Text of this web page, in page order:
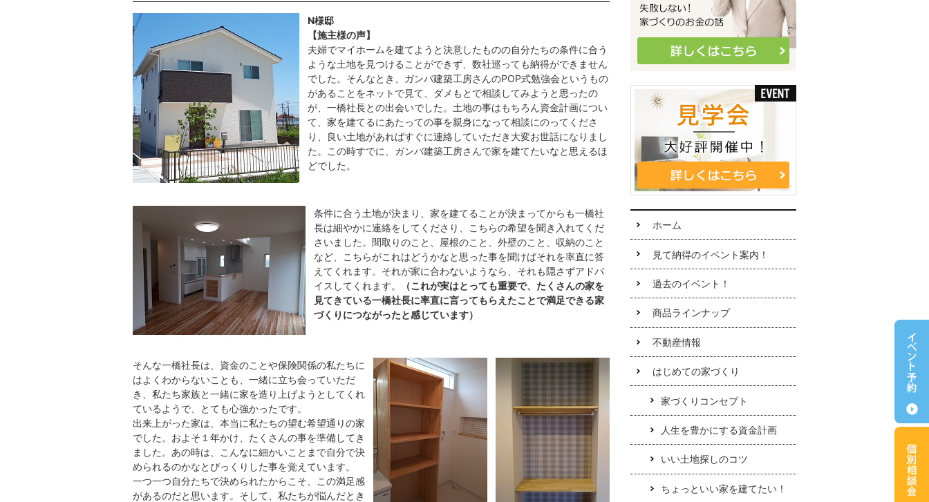
N様邸
【施主様の声】
夫婦でマイホームを建てようと決意したものの自分たちの条件に合う
ような土地を見つけることができず、数社巡っても納得ができません
でした。そんなとき、ガンバ建築工房さんのPOP式勉強会というもの
があることをネットで見て、ダメもとで相談してみようと思ったの
が、一橋社長との出会いでした。土地の事はもちろん資金計画につい
て、家を建てるにあたっての事を親身になって相談にのってくださ
り、良い土地があればすぐに連絡していただき大変お世話になりまし
た。この時すでに、ガンバ建築工房さんで家を建てたいなと思えるほ
どでした。
条件に合う土地が決まり、家を建てることが決まってからも一橋社
長は細やかに連絡をしてくださり、こちらの希望を聞き入れてくだ
さいました。間取りのこと、屋根のこと、外壁のこと、収納のこと
など、こちらがこれはどうかなと思った事を聞けばそれを率直に答
えてくれます。それが家に合わないようなら、それも隠さずアドバ
イスしてくれます。
（これが実はとっても重要で、たくさんの家を
見てきている一橋社長に率直に言ってもらえたことで満足できる家
づくりにつながったと感じています）
そんな一橋社長は、資金のことや保険関係の私たちに
はよくわからないことも、一緒に立ち会っていただ
き、私たち家族と一緒に家を造り上げようとしてくれ
ているようで、とても心強かったです。
出来上がった家は、本当に私たちの望む希望通りの家
でした。およそ１年かけ、たくさんの事を準備してき
ました。あの時は、こんなに細かいことまで自分で決
められるのかなとびっくりした事を覚えています。
一つ一つ自分たちで決められたからこそ、この満足感
があるのだと思います。そして、私たちが悩んだとき
ホーム
見て納得のイベント案内！
過去のイベント！
商品ラインナップ
不動産情報
はじめての家づくり
家づくりコンセプト
人生を豊かにする資金計画
いい土地探しのコツ
ちょっといい家を建てたい！